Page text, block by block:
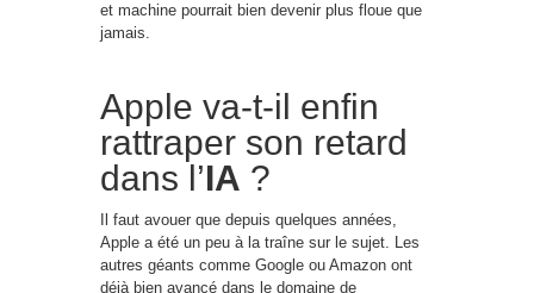
et machine pourrait bien devenir plus floue que
jamais.
Apple va-t-il enfin
rattraper son retard
dans l’IA ?
Il faut avouer que depuis quelques années,
Apple a été un peu à la traîne sur le sujet. Les
autres géants comme Google ou Amazon ont
déjà bien avancé dans le domaine de